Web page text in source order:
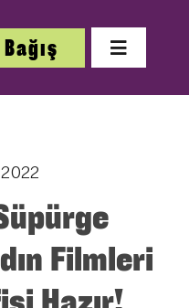
Toggle
Bağış
Filmleri